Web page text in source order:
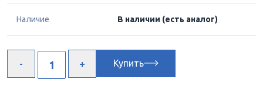
Наличие В наличии (есть аналог)
Купить